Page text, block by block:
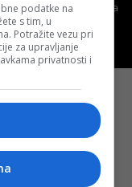
Developed by:
Futura
podatke na
s tim, u
Potražite vezu pri
za upravljanje
privatnosti i